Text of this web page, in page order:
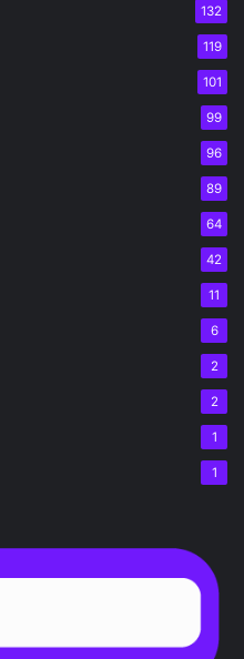
132
119
101
99
96
89
64
42
11
6
2
2
1
1